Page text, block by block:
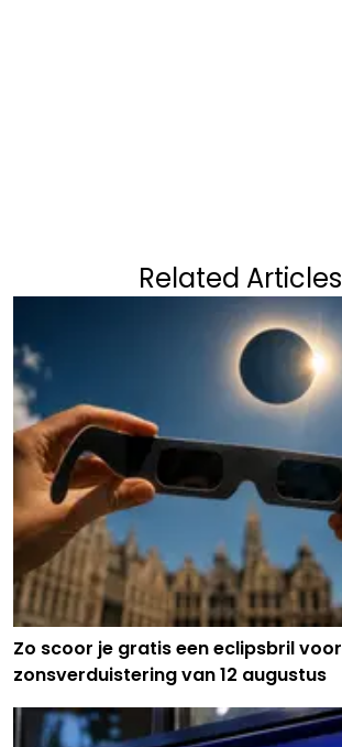
Related Articles
Zo scoor je gratis een eclipsbril voor
zonsverduistering van 12 augustus